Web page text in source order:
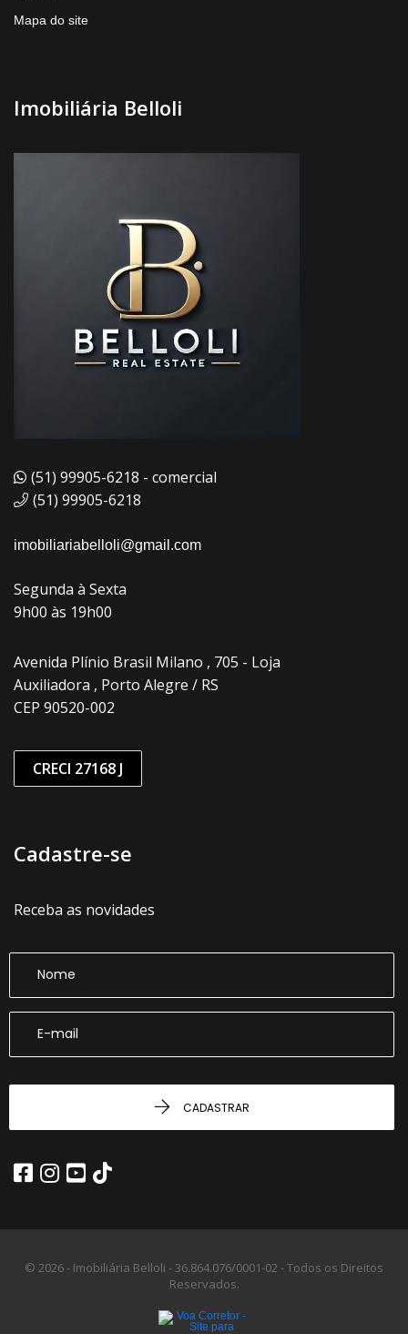
Mapa do site
Imobiliária Belloli
(51) 99905-6218 - comercial
(51) 99905-6218
imobiliariabelloli@gmail.com
Segunda à Sexta
9h00 às 19h00
Avenida Plínio Brasil Milano , 705 - Loja
Auxiliadora , Porto Alegre / RS
CEP 90520-002
CRECI 27168 J
Cadastre-se
Receba as novidades
CADASTRAR
© 2026 - Imobiliária Belloli -36.864.076/0001-02 -Todos os Direitos
Reservados.